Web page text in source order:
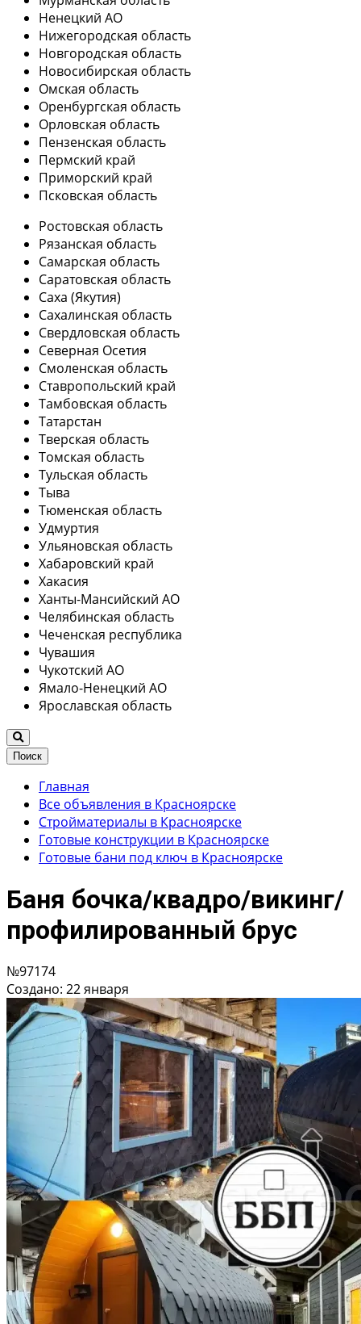
Ненецкий АО
Нижегородская область
Новгородская область
Новосибирская область
Омская область
Оренбургская область
Орловская область
Пензенская область
Пермский край
Приморский край
Псковская область
Ростовская область
Рязанская область
Самарская область
Саратовская область
Саха (Якутия)
Сахалинская область
Свердловская область
Северная Осетия
Смоленская область
Ставропольский край
Тамбовская область
Татарстан
Тверская область
Томская область
Тульская область
Тыва
Тюменская область
Удмуртия
Ульяновская область
Хабаровский край
Хакасия
Ханты-Мансийский АО
Челябинская область
Чеченская республика
Чувашия
Чукотский АО
Ямало-Ненецкий АО
Ярославская область
Поиск
Главная
Все объявления в Красноярске
Стройматериалы в Красноярске
Готовые конструкции в Красноярске
Готовые бани под ключ в Красноярске
Баня бочка/квадро/викинг/
профилированный брус
№97174
Создано: 22 января